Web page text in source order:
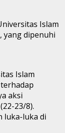
Islam
yang dipenuhi
Islam
aksi
23/8).
luka-luka di